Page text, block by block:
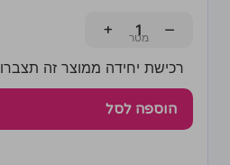
−
+
רכישת יחידה ממוצר זה תצברו 3 נקודות!
הוספה לסל